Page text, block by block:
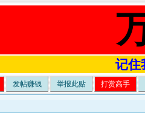
记住
发帖赚钱 举报此贴 打赏高手